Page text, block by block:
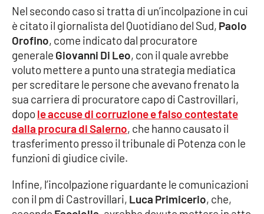
LaC Network
LaC OnAir
EDIZIONI
LOCALI
Catanzaro
Crotone
Reggio Calabria
Nel secondo caso si tratta di un’incolpazione in cui
è citato il giornalista del Quotidiano del Sud, Paolo
Orofino, come indicato dal procuratore
generale Giovanni Di Leo, con il quale avrebbe
voluto mettere a punto una strategia mediatica
per screditare le persone che avevano frenato la
sua carriera di procuratore capo di Castrovillari,
dopole accuse di corruzione e falso contestate
dalla procura di Salerno, che hanno causato il
trasferimento presso il tribunale di Potenza con le
funzioni di giudice civile.
Infine, l’incolpazione riguardante le comunicazioni
con il pm di Castrovillari, Luca Primicerio, che,